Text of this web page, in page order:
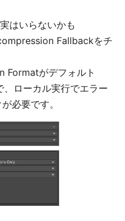
はいらないかも
Fallbackをチ
Formatがデフォルト
、ローカル実行でエラー
必要です。